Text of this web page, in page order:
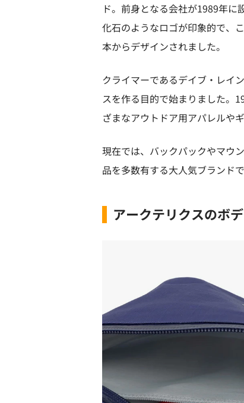
ド。前身となる会社が1989年
化石のようなロゴが印象的で、
本からデザインされました。
クライマーであるデイブ・レイ
スを作る目的で始まりました。
ざまなアウトドア用アパレルや
現在では、バックパックやマウ
品を多数有する大人気ブランドで
アークテリクスのボ